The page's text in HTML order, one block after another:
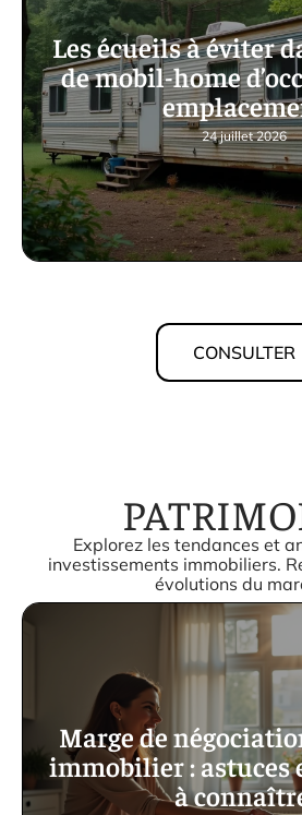
Les écueils à éviter
de mobil-home
24 juillet 2026
CONSULTER
Explorez les tendances et
investissements immobiliers.
évolutions du
Marge de
immobilier : astuces
à